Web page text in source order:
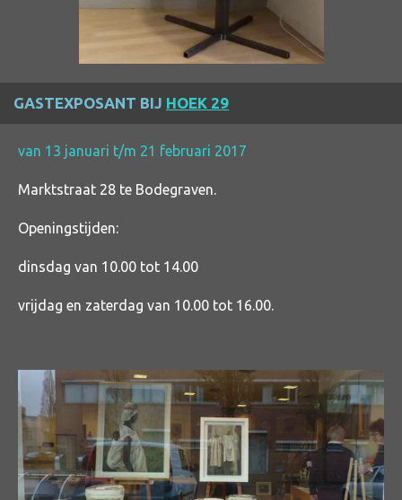
GASTEXPOSANT BIJ HOEK 29
van 13 januari t/m 21 februari 2017
Marktstraat 28 te Bodegraven.
Openingstijden:
dinsdag van 10.00 tot 14.00
vrijdag en zaterdag van 10.00 tot 16.00.